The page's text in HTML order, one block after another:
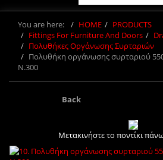
You are here: HOME
PRODUCTS
Fittings For Furniture And Doors
Πολυθήκες Οργάνωσης Συρταριών
Πολυθήκη οργάνωσης συρταριού
Ν.300
Back
Μετακινήστε το ποντίκι